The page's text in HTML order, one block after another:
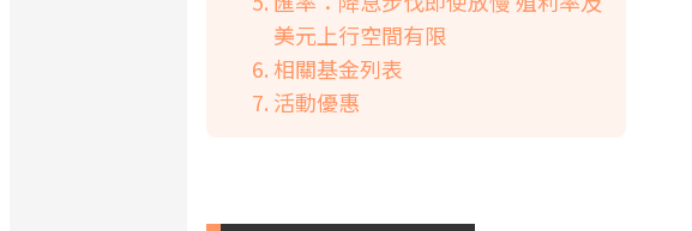
美元上行空間有限
相關基金列表
活動優惠